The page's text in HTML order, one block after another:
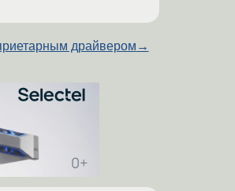
драйвером →